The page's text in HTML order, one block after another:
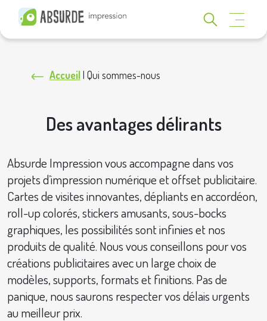
Accueil| Qui sommes-nous
Des avantages délirants
Absurde Impression vous accompagne dans vos
projets d’impression numérique et offset publicitaire.
Cartes de visites innovantes, dépliants en accordéon,
roll-up colorés, stickers amusants, sous-bocks
graphiques, les possibilités sont infinies et nos
produits de qualité. Nous vous conseillons pour vos
créations publicitaires avec un large choix de
modèles, supports, formats et finitions. Pas de
panique, nous saurons respecter vos délais urgents
au meilleur prix.